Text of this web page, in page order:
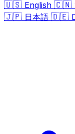
🇺🇸 English 🇨🇳
🇯🇵 日本語 🇩🇪